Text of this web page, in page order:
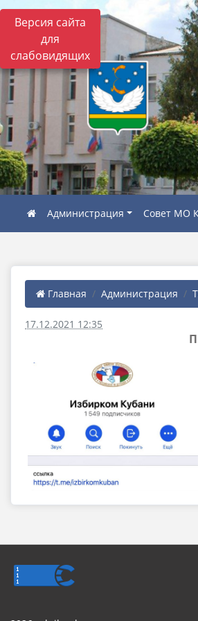
Версия сайта
для
слабовидящих
Администрация Совет МО
Главная Администрация
17.12.2021 12:35